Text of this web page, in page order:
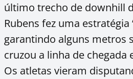
último trecho de downhill
Rubens fez uma estratégia
garantindo alguns metros
cruzou a linha de chegada
Os atletas vieram